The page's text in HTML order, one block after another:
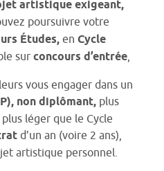
artistique exigeant,
poursuivre votre
Études, en Cycle
sur concours d’entrée,
vous engager dans un
non diplômant, plus
léger que le Cycle
d’un an (voire 2 ans),
artistique personnel.